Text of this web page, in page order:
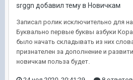
srggn добавил тему в Новичкам
Записал ролик исключительно для
Буквально первые буквы азбуки
было начать складывать из них
признателен за дополнение и
новичкам польза будет.